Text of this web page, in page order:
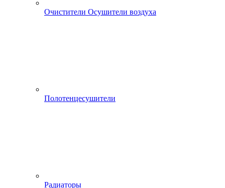
Очистители Осушители воздуха
Полотенцесушители
Радиаторы